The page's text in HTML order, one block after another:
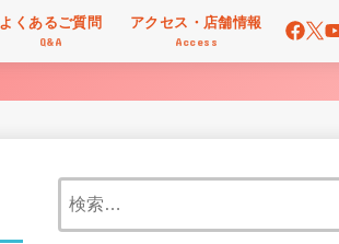
よくあるご質問
Q&A
アクセス・店舗情報
Access